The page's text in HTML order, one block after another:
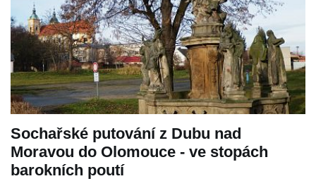
Sochařské putování z Dubu nad
Moravou do Olomouce - ve stopách
barokních poutí